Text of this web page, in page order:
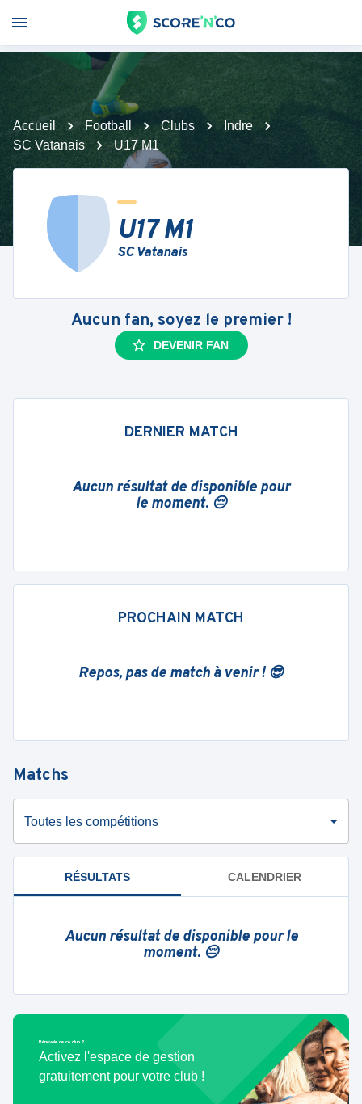
Accueil Football Clubs
Indre
SC Vatanais
U17 M1
U17 M1
SC Vatanais
Aucun fan, soyez le premier !
DEVENIR FAN
DERNIER MATCH
Aucun résultat de disponible pour
le moment. 😔
PROCHAIN MATCH
Repos, pas de match à venir ! 😎
Matchs
Toutes les compétitions
RÉSULTATS CALENDRIER
Aucun résultat de disponible pour le
moment. 😔
Bénévole de ce club ?
Activez l'espace de gestion
gratuitement pour votre club !